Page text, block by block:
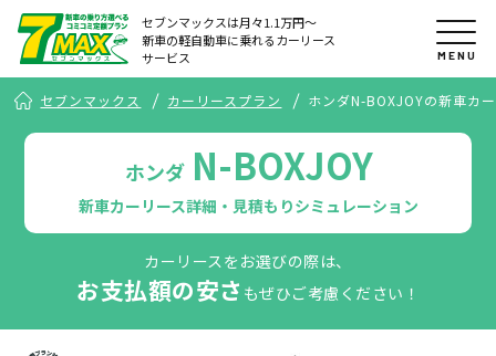
セブンマックスは月々1.1万円〜
新車の軽自動車に乗れるカーリース
サービス
MENU
セブンマックス カーリースプラン ホンダN-BOXJOYの新車カ
ホンダ N-BOXJOY
新車カーリース詳細・見積もりシミュレーション
カーリースをお選びの際は、
お支払額の安さ もぜひご考慮ください！